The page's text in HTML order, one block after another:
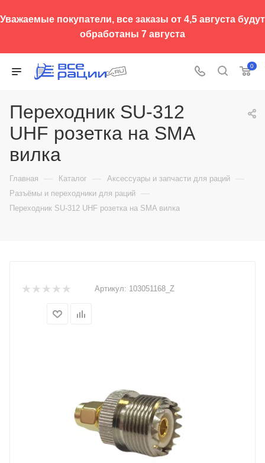
Уважаемые покупатели, все заказы от 4,5 августа будут
обработаны 7 августа
0
Переходник SU-312
UHF розетка на SMA
вилка
Главная — Каталог — Аксессуары и запчасти для раций —
Разъёмы и переходники для раций —
Переходник SU-312 UHF розетка на SMA вилка
Артикул: 103051168_Z